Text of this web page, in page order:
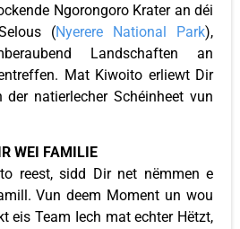
Ngorongoro Krater an déi
(Nyerere National Park),
Landschaften an
Mat Kiwoito erliewt Dir
natierlecher Schéinheet vun
WEI FAMILIE
reest, sidd Dir net nëmmen e
Vun deem Moment un wou
eis Team Iech mat echter Hëtzt,